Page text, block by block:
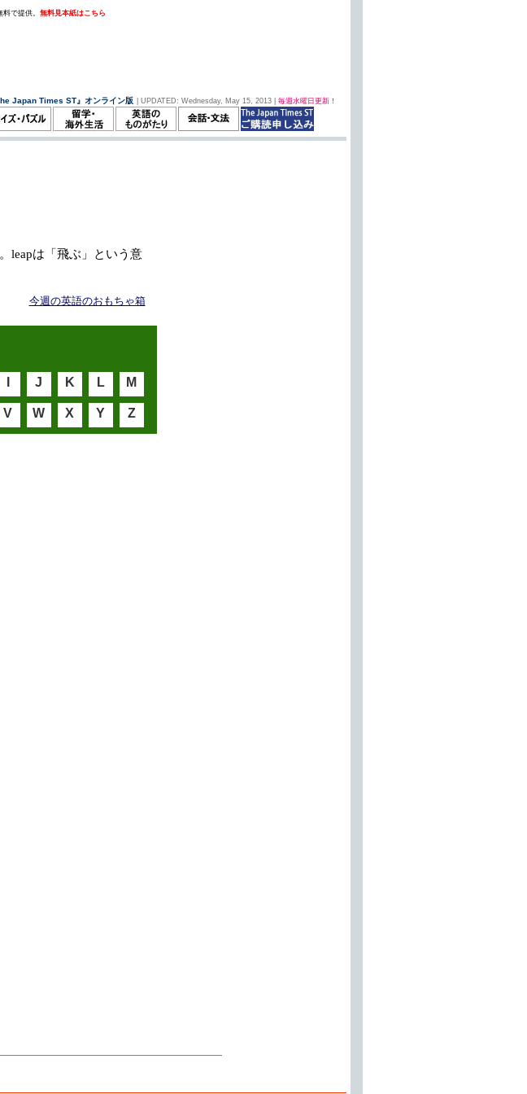
で提供。 無料見本紙はこちら
Japan Times ST』オンライン版 | UPDATED: Wednesday, May 15, 2013 | 毎週水曜日更新！
leapは「飛ぶ」という意
今週の英語のおもちゃ箱
J K L M
V W X Y Z